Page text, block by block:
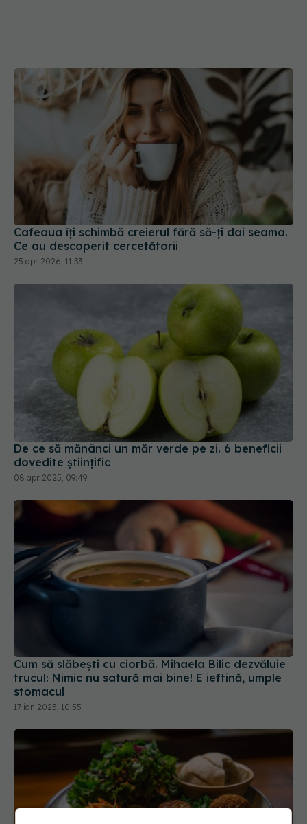
Cafeaua îți schimbă creierul fără să-ți dai seama.
Ce au descoperit cercetătorii
25 apr 2026, 11:33
De ce să mănânci un măr verde pe zi. 6 beneficii
dovedite științific
08 apr 2025, 09:49
Cum să slăbești cu ciorbă. Mihaela Bilic dezvăluie
trucul: Nimic nu satură mai bine! E ieftină, umple
17 ian 2025, 10:55